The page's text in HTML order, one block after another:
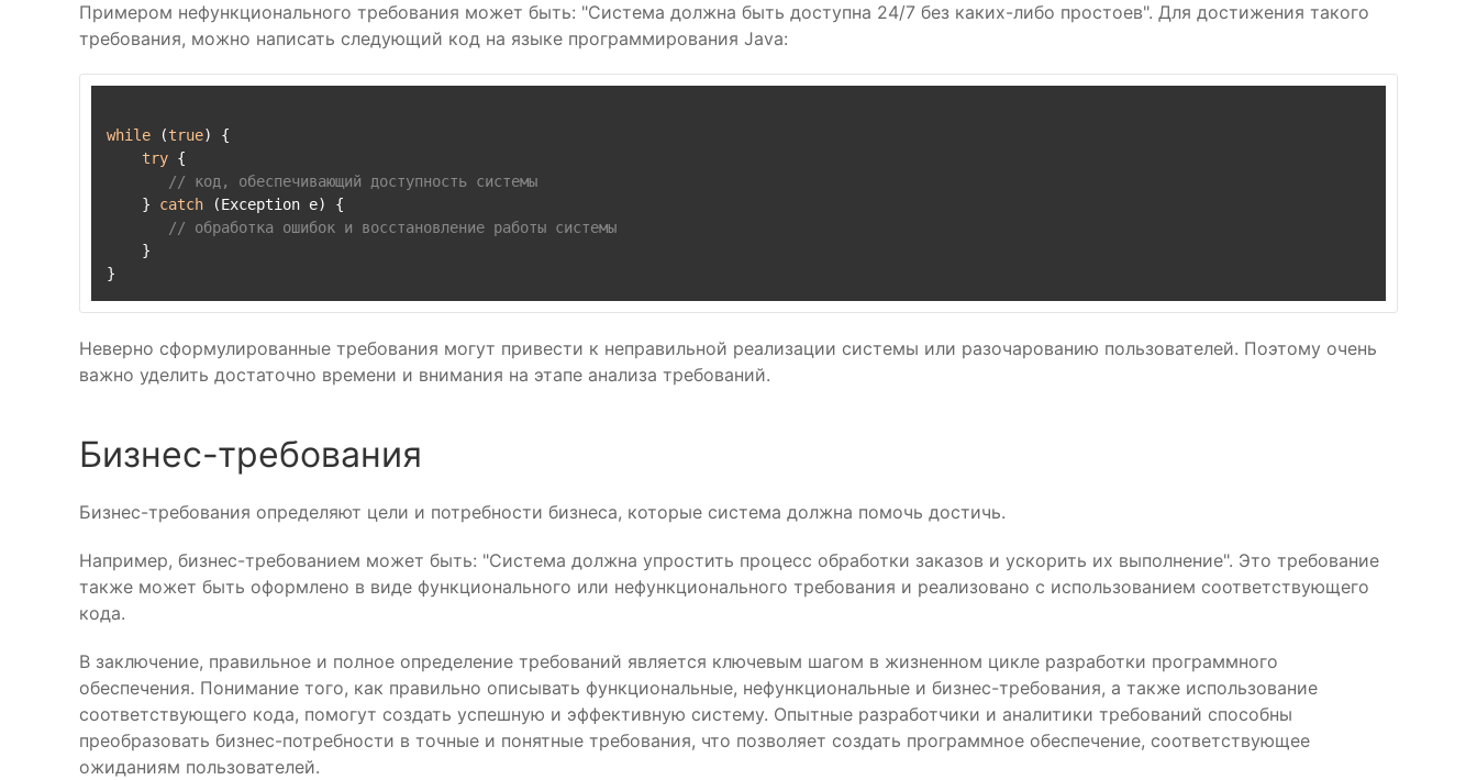
Примером нефункционального требования может быть: "Система должна быть доступна 24/7 без каких-либо простоев". Для достижения такого
требования, можно написать следующий код на языке программирования Java:
while (true) {
try {
// код, обеспечивающий доступность системы
    }
catch (Exception e) {
// обработка ошибок и восстановление работы системы
    }
Неверно сформулированные требования могут привести к неправильной реализации системы или разочарованию пользователей. Поэтому очень
важно уделить достаточно времени и внимания на этапе анализа требований.
Бизнес-требования
Бизнес-требования определяют цели и потребности бизнеса, которые система должна помочь достичь.
Например, бизнес-требованием может быть: "Система должна упростить процесс обработки заказов и ускорить их выполнение". Это требование
также может быть оформлено в виде функционального или нефункционального требования и реализовано с использованием соответствующего
кода.
В заключение, правильное и полное определение требований является ключевым шагом в жизненном цикле разработки программного
обеспечения. Понимание того, как правильно описывать функциональные, нефункциональные и бизнес-требования, а также использование
соответствующего кода, помогут создать успешную и эффективную систему. Опытные разработчики и аналитики требований способны
преобразовать бизнес-потребности в точные и понятные требования, что позволяет создать программное обеспечение, соответствующее
ожиданиям пользователей.